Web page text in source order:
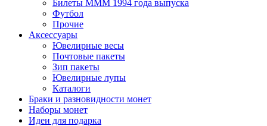
Билеты МММ 1994 года выпуска
Футбол
Прочие
Аксессуары
Ювелирные весы
Почтовые пакеты
Зип пакеты
Ювелирные лупы
Каталоги
Браки и разновидности монет
Наборы монет
Идеи для подарка